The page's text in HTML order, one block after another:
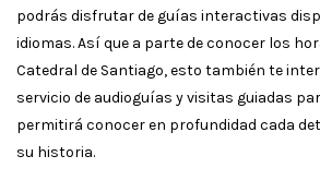
podrás disfrutar de guías interactivas
idiomas. Así que a parte de conocer los
Catedral de Santiago, esto también te
servicio de audioguías y visitas guiadas
permitirá conocer en profundidad cada
su historia.